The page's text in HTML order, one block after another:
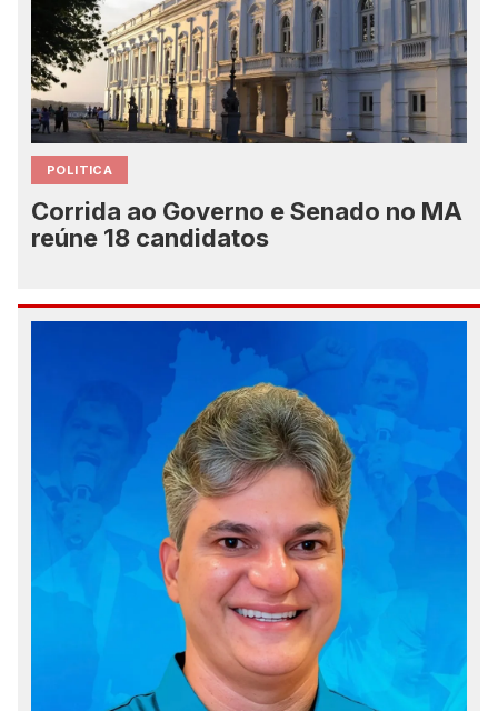
POLITICA
Corrida ao Governo e Senado no MA
reúne 18 candidatos